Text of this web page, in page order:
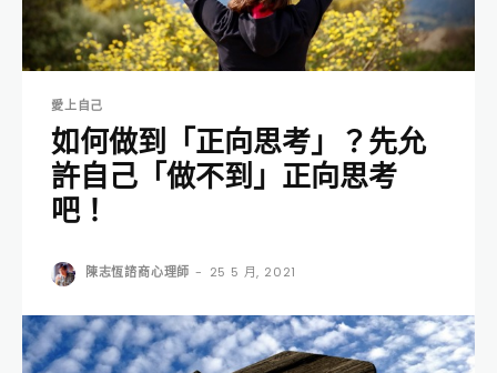
愛上自己
如何做到「正向思考」？先允
許自己「做不到」正向思考
吧！
陳志恆諮商心理師 - 25 5 月, 2021